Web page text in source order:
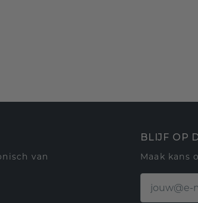
van
BLIJF OP
Maak kans